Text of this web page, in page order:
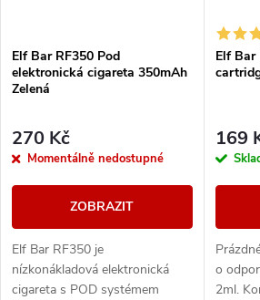
Elf Bar RF350 Pod
elektronická cigareta 350mAh
Zelená
270 Kč
Momentálně nedostupné
ZOBRAZIT
Elf Bar RF350 je
nízkonákladová elektronická
cigareta s POD systémem
Elf Bar
169
o
2ml.